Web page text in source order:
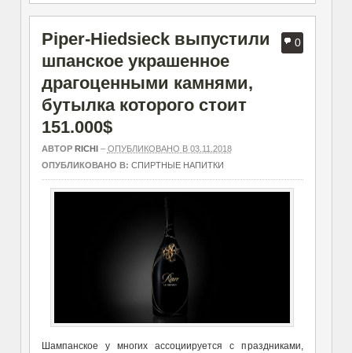
0
Piper-Hiedsieck выпустили
шпанское украшенное
драгоценными камнями,
бутылка которого стоит
151.000$
АВТОР RICHI– ОПУБЛИКОВАНО В 03.11.2018
ОПУБЛИКОВАНО В: СПИРТНЫЕ НАПИТКИ
Шампанское у многих ассоциируется с праздниками,